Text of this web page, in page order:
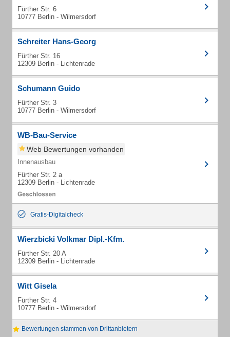
Fürther Str. 6
10777 Berlin - Wilmersdorf
Schreiter Hans-Georg
Fürther Str. 16
12309 Berlin - Lichtenrade
Schumann Guido
Fürther Str. 3
10777 Berlin - Wilmersdorf
WB-Bau-Service
Web Bewertungen vorhanden
Innenausbau
Fürther Str. 2 a
12309 Berlin - Lichtenrade
Gratis-Digitalcheck
Wierzbicki Volkmar Dipl.-Kfm.
Fürther Str. 20 A
12309 Berlin - Lichtenrade
Witt Gisela
Fürther Str. 4
10777 Berlin - Wilmersdorf
Bewertungen stammen von Drittanbietern